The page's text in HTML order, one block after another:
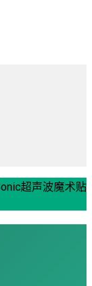
超声波魔术贴